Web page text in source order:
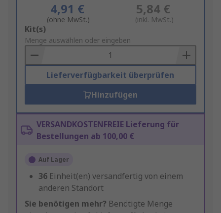
4,91 €
(ohne MwSt.)
5,84 €
(inkl. MwSt.)
Add
to
Basket
Kit(s)
Menge auswählen oder eingeben
Lieferverfügbarkeit überprüfen
Hinzufügen
VERSANDKOSTENFREIE Lieferung für
Bestellungen ab 100,00 €
Auf Lager
36 Einheit(en) versandfertig von einem
anderen Standort
Sie benötigen mehr? Benötigte Menge